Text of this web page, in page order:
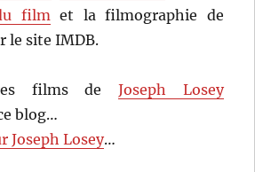
film et la filmographie de
le site IMDB.
films de Joseph Losey
blog…
Joseph Losey…